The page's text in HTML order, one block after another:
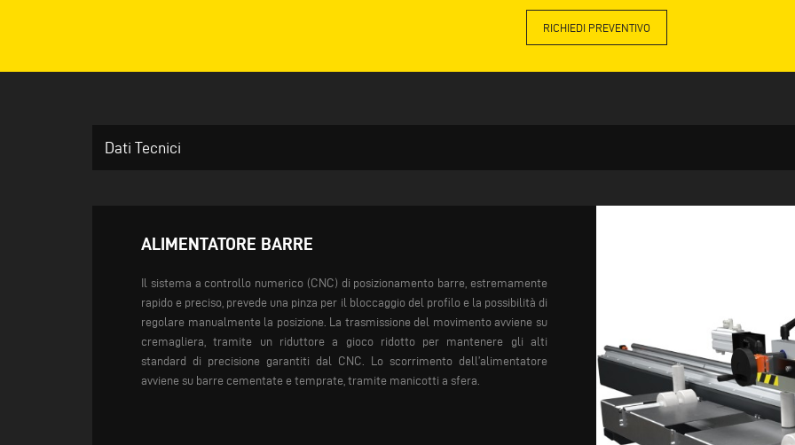
RICHIEDI PREVENTIVO
Dati Tecnici
ALIMENTATORE BARRE
Il sistema a controllo numerico (CNC) di posizionamento barre, estremamente
rapido e preciso, prevede una pinza per il bloccaggio del profilo e la possibilità di
regolare manualmente la posizione. La trasmissione del movimento avviene su
cremagliera, tramite un riduttore a gioco ridotto per mantenere gli alti
standard di precisione garantiti dal CNC. Lo scorrimento dell’alimentatore
avviene su barre cementate e temprate, tramite manicotti a sfera.